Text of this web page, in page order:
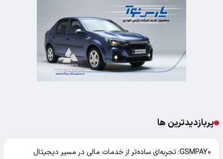
پربازدیدترین ها
●GSMPAY؛ تجربه‌ای ساده‌تر از خدمات مالی در مسیر دیجیتال